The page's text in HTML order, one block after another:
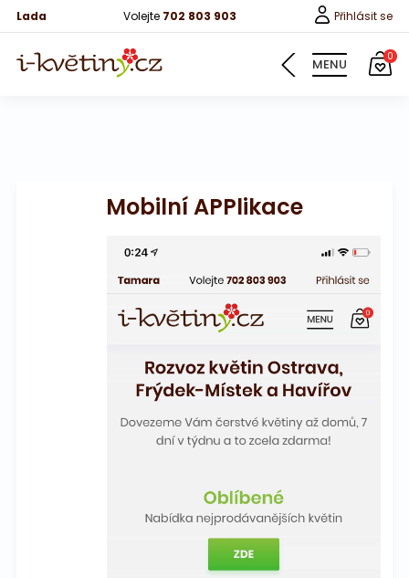
Lada Volejte 702 803 903 Přihlásit se
MENU 0
Možnosti platby
Způsob doručení
Mobilní APPlikace